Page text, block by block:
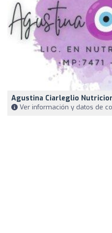
Agustina Ciarleglio
Ver información y datos de